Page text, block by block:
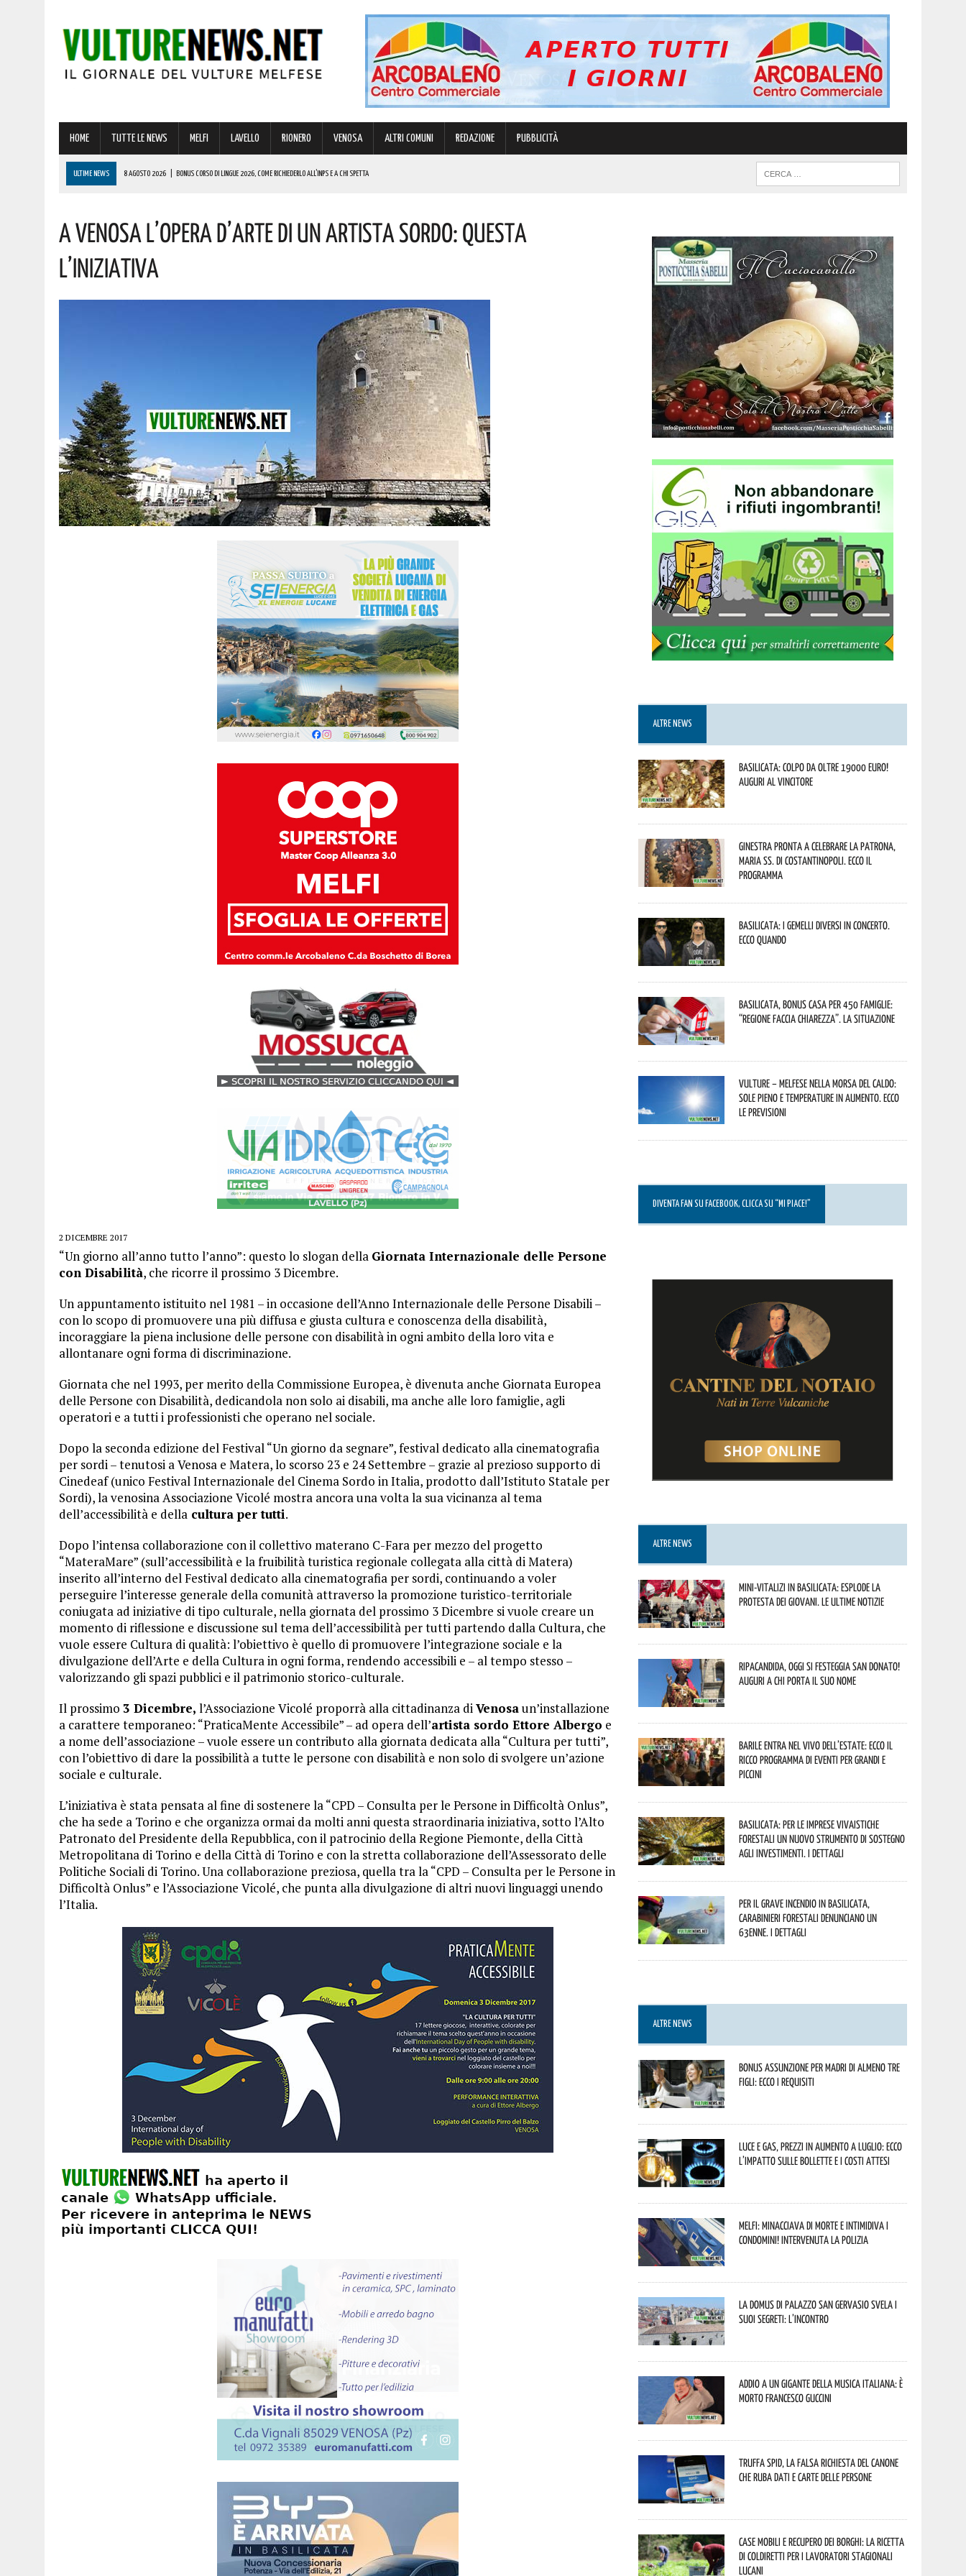
HOME TUTTE LE NEWS MELFI LAVELLO RIONERO VENOSA ALTRI COMUNI REDAZIONE PUBBLICITÀ
ULTIME NEWS 8 AGOSTO 2026 BONUS CORSO DI LINGUE 2026, COME RICHIEDERLO ALL’INPS E A CHI SPETTA
BENZINA ANNACQUATA E GASOLIO SPORCO, UN IMPIANTO SU CINQUE NON È IN REGOLA: “IL PROBLEMA RIGUARDA L’INTERO TERRITORIO NAZIONALE”! I DETTAGLI
7 AGOSTO 2026 | MELFI: PER L’ANNIVERSARIO DELLA DEDICAZIONE DELLA BASILICA CATTEDRALE, MONS. CARBONARO PRESIEDERÀ UNA SOLENNE MESSA. I DETTAGLI DELL’EVENTO
8 AGOSTO 2026 NOMINA AGENZIA SPAZIALE: IL LUCANO COSPITO È IL NUOVO COMMISSARIO. LE PAROLE DI BARDI
A VENOSA L’OPERA D’ARTE DI UN ARTISTA SORDO: QUESTA
L’INIZIATIVA
2 DICEMBRE 2017
“Un giorno all’anno tutto l’anno”: questo lo slogan della Giornata Internazionale delle Persone
con Disabilità, che ricorre il prossimo 3 Dicembre.
Un appuntamento istituito nel 1981 – in occasione dell’Anno Internazionale delle Persone Disabili –
con lo scopo di promuovere una più diffusa e giusta cultura e conoscenza della disabilità,
incoraggiare la piena inclusione delle persone con disabilità in ogni ambito della loro vita e
allontanare ogni forma di discriminazione.
Giornata che nel 1993, per merito della Commissione Europea, è divenuta anche Giornata Europea
delle Persone con Disabilità, dedicandola non solo ai disabili, ma anche alle loro famiglie, agli
operatori e a tutti i professionisti che operano nel sociale.
Dopo la seconda edizione del Festival “Un giorno da segnare”, festival dedicato alla cinematografia
per sordi – tenutosi a Venosa e Matera, lo scorso 23 e 24 Settembre – grazie al prezioso supporto di
Cinedeaf (unico Festival Internazionale del Cinema Sordo in Italia, prodotto dall’Istituto Statale per
Sordi), la venosina Associazione Vicolé mostra ancora una volta la sua vicinanza al tema
dell’accessibilità e della cultura per tutti.
Dopo l’intensa collaborazione con il collettivo materano C-Fara per mezzo del progetto
“MateraMare” (sull’accessibilità e la fruibilità turistica regionale collegata alla città di Matera)
inserito all’interno del Festival dedicato alla cinematografia per sordi, continuando a voler
perseguire l’interesse generale della comunità attraverso la promozione turistico-territoriale
coniugata ad iniziative di tipo culturale, nella giornata del prossimo 3 Dicembre si vuole creare un
momento di riflessione e discussione sul tema dell’accessibilità per tutti partendo dalla Cultura, che
vuole essere Cultura di qualità: l’obiettivo è quello di promuovere l’integrazione sociale e la
divulgazione dell’Arte e della Cultura in ogni forma, rendendo accessibili e – al tempo stesso –
valorizzando gli spazi pubblici e il patrimonio storico-culturale.
Il prossimo 3 Dicembre, l’Associazione Vicolé proporrà alla cittadinanza diVenosaun’installazione
a carattere temporaneo: “PraticaMente Accessibile” – ad opera dell’artista sordo Ettore Albergo e
a nome dell’associazione – vuole essere un contributo alla giornata dedicata alla “Cultura per tutti”,
con l’obiettivo di dare la possibilità a tutte le persone con disabilità e non solo di svolgere un’azione
sociale e culturale.
L’iniziativa è stata pensata al fine di sostenere la “CPD – Consulta per le Persone in Difficoltà Onlus”,
che ha sede a Torino e che organizza ormai da molti anni questa straordinaria iniziativa, sotto l’Alto
Patronato del Presidente della Repubblica, con il patrocinio della Regione Piemonte, della Città
Metropolitana di Torino e della Città di Torino e con la stretta collaborazione dell’Assessorato delle
Politiche Sociali di Torino. Una collaborazione preziosa, quella tra la “CPD – Consulta per le Persone in
Difficoltà Onlus” e l’Associazione Vicolé, che punta alla divulgazione di altri nuovi linguaggi unendo
l’Italia.
ALTRE NEWS
Basilicata: colpo da oltre 19000 Euro!
Auguri al vincitore
Ginestra pronta a celebrare la Patrona,
Maria SS. di Costantinopoli. Ecco il
programma
Basilicata: i Gemelli DiVersi in concerto.
Ecco quando
Basilicata, Bonus casa per 450 famiglie:
“Regione faccia chiarezza”. La situazione
Vulture – melfese nella morsa del caldo:
sole pieno e temperature in aumento. Ecco
le previsioni
DIVENTA FAN SU FACEBOOK, CLICCA SU “MI PIACE!”
ALTRE NEWS
Mini-vitalizi in Basilicata: esplode la
protesta dei giovani. Le ultime notizie
Ripacandida, oggi si festeggia San Donato!
Auguri a chi porta il suo nome
Barile entra nel vivo dell’estate: ecco il
ricco programma di eventi per grandi e
piccini
Basilicata: per le imprese vivaistiche
forestali un nuovo strumento di sostegno
agli investimenti. I dettagli
Per il grave incendio in Basilicata,
Carabinieri forestali denunciano un
63enne. I dettagli
ALTRE NEWS
Bonus assunzione per madri di almeno tre
figli: ecco i requisiti
Luce e gas, prezzi in aumento a luglio: ecco
l’impatto sulle bollette e i costi attesi
Melfi: minacciava di morte e intimidiva i
condomini! Intervenuta la Polizia
La Domus di Palazzo San Gervasio svela i
suoi segreti: l’incontro
Addio a un gigante della musica italiana: è
morto Francesco Guccini
Truffa Spid, la falsa richiesta del canone
che ruba dati e carte delle persone
Case mobili e recupero dei borghi: la ricetta
di Coldiretti per i lavoratori stagionali
lucani